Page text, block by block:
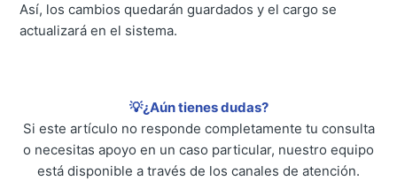
Así, los cambios quedarán guardados y el cargo se
actualizará en el sistema.
💡¿Aún tienes dudas?
Si este artículo no responde completamente tu consulta
o necesitas apoyo en un caso particular, nuestro equipo
está disponible a través de los canales de atención.